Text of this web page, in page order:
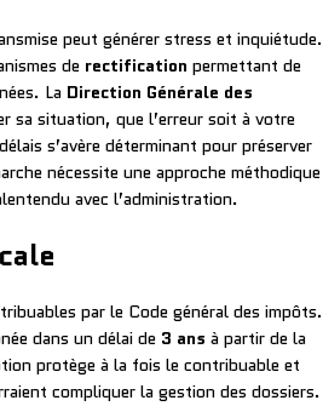
peut générer stress et inquiétude.
de rectification permettant de
La Direction Générale des
sa situation, que l’erreur soit à votre
s’avère déterminant pour préserver
nécessite une approche méthodique
avec l’administration.
par le Code général des impôts.
dans un délai de 3 ans à partir de la
protège à la fois le contribuable et
compliquer la gestion des dossiers.